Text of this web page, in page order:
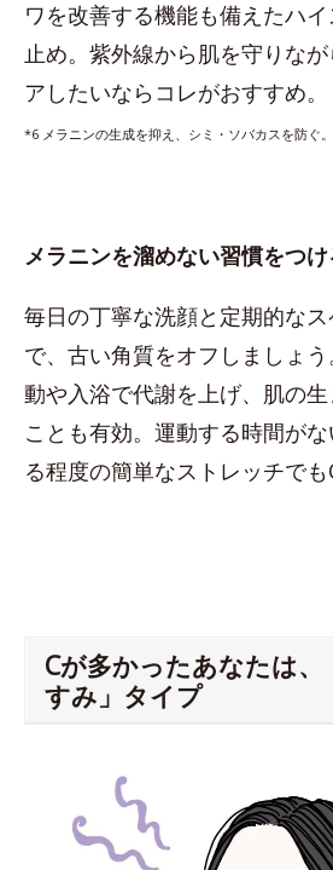
ワを改善する機能も備えたハ
止め。紫外線から肌を守りな
アしたいならコレがおすすめ。
*6 メラニンの生成を抑え、シミ・ソバカスを防ぐ。
メラニンを溜めない習慣をつけ
毎日の丁寧な洗顔と定期的な
で、古い角質をオフしましょ
動や入浴で代謝を上げ、肌の
ことも有効。運動する時間が
る程度の簡単なストレッチでも
Cが多かったあなたは、
すみ」タイプ